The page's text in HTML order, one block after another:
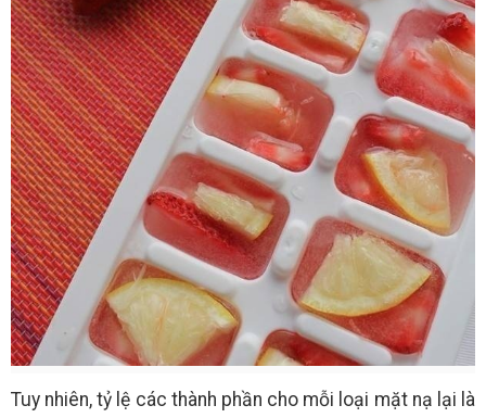
Tuy nhiên, tỷ lệ các thành phần cho mỗi loại mặt nạ lại là